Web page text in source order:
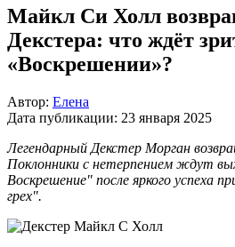
Майкл Си Холл
Декстера: что ждёт
«Воскрешении»?
Автор: Елена
Дата публикации: 23 января 2025
Легендарный Декстер Морган
Поклонники с нетерпением ждут
Воскрешение" после яркого успеха
грех".